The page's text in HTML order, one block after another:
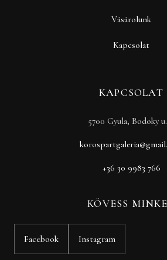
Vásárolunk
Kapcsolat
KAPCSOLAT
5700 Gyula, Bodoky u.
+36 30 9983 766
KÖVESS
Facebook Instagram